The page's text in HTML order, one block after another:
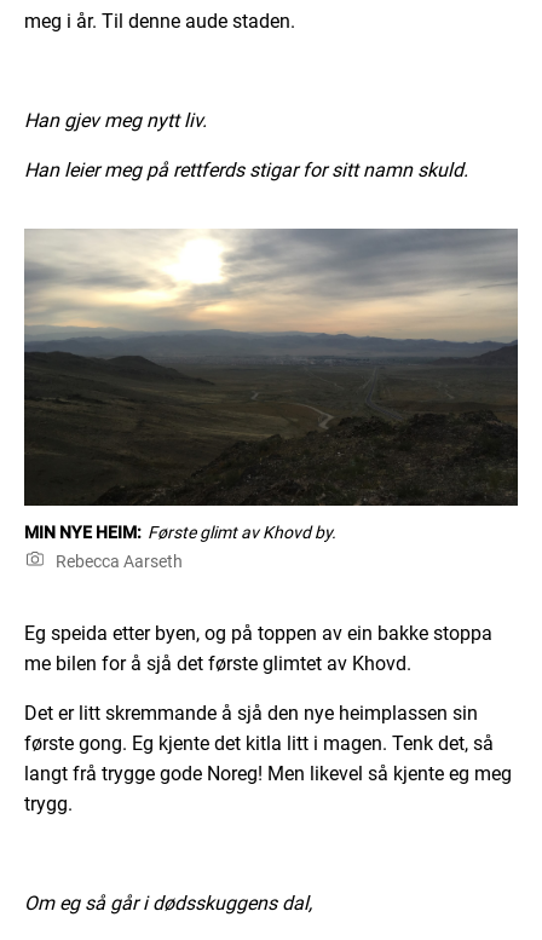
meg i år. Til denne aude staden.
Han gjev meg nytt liv.
Han leier meg på rettferds stigar for sitt namn skuld.
MIN NYE HEIM: Første glimt av Khovd by.
Rebecca Aarseth
Eg speida etter byen, og på toppen av ein bakke stoppa
me bilen for å sjå det første glimtet av Khovd.
Det er litt skremmande å sjå den nye heimplassen sin
første gong. Eg kjente det kitla litt i magen. Tenk det, så
langt frå trygge gode Noreg! Men likevel så kjente eg meg
trygg.
Om eg så går i dødsskuggens dal,